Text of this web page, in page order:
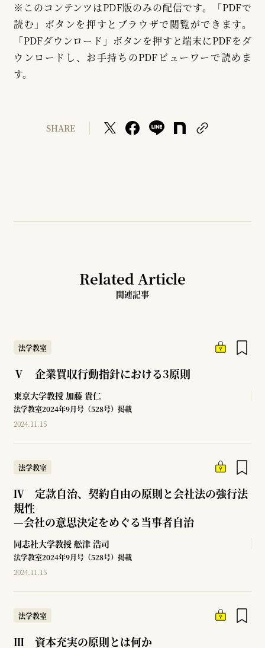
※このコンテンツはPDF版のみの配信です。「PDFで
読む」ボタンを押すとブラウザで閲覧ができます。
「PDFダウンロード」ボタンを押すと端末にPDFをダ
ウンロードし、お手持ちのPDFビューワーで読めま
す。
SHARE
Related Article
関連記事
法学教室
Ⅴ 企業買収行動指針における3原則
東京大学教授 加藤 貴仁
法学教室2024年9月号（528号）掲載
2024.11.15
法学教室
Ⅳ 定款自治、契約自由の原則と会社法の強行法
規性
—会社の意思決定をめぐる当事者自治
同志社大学教授 舩津 浩司
法学教室2024年9月号（528号）掲載
2024.11.15
法学教室
Ⅲ 資本充実の原則とは何か